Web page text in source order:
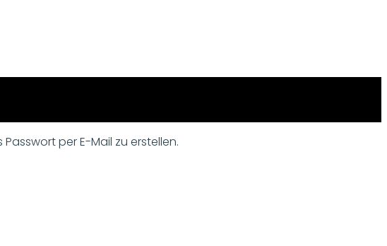
per E-Mail zu erstellen.